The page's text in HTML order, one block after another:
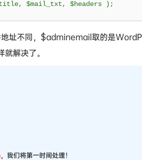
, $mail_txt, $headers );
地址不同，$adminemail取的是
解决了。
，我们将第一时间处理！